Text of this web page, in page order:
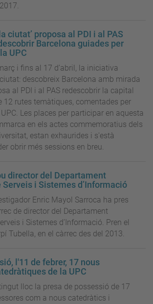
ciutat’ proposa al PDI i al PAS
Barcelona guiades per
UPC
i fins al 17 d’abril, la iniciativa
descobreix Barcelona amb mirada
al PDI i al PAS redescobrir la capital
12 rutes temàtiques, comentades per
Les places per participar en aquesta
en els actes commemoratius dels
estan exhaurides i s'està
obrir més sessions en breu.
director del Departament
Serveis i Sistemes d’Informació
Enric Mayol Sarroca ha pres
de director del Departament
i Sistemes d’Informació. Pren el
Tubella, en el càrrec des del 2013.
l'11 de febrer, 17 nous
de la UPC
tingut lloc la presa de possessió de 17
com a nous catedràtics i